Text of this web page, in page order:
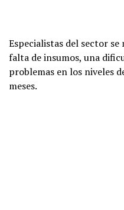
Especialistas del sector
falta de insumos, una
problemas en los niveles
meses.